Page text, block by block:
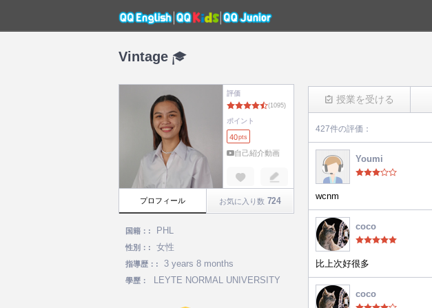
Vintage
評価
(1095)
ポイント
40pts
自己紹介動画
プロフィール お気に入り数 724
国籍：: PHL
性別：: 女性
指導歴：: 3 years 8 months
學歷： LEYTE NORMAL UNIVERSITY
授業を受ける
427件の評価：
Youmi
wcnm
coco
比上次好很多
coco